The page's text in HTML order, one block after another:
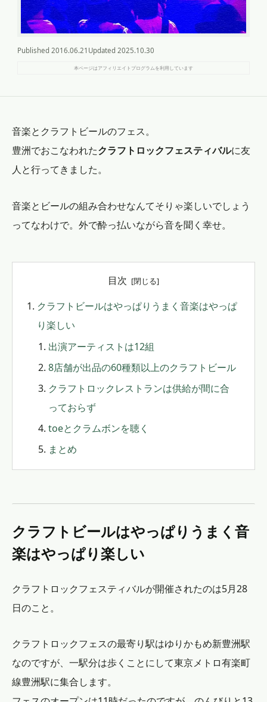
Published 2016.06.21 Updated 2025.10.30
本ページはアフィリエイトプログラムを利用しています
音楽とクラフトビールのフェス。
豊洲でおこなわれたクラフトロックフェスティバルに友
人と行ってきました。
音楽とビールの組み合わせなんてそりゃ楽しいでしょう
ってなわけで。外で酔っ払いながら音を聞く幸せ。
目次
クラフトビールはやっぱりうまく音楽はやっぱ
り楽しい
出演アーティストは12組
8店舗が出品の60種類以上のクラフトビール
クラフトロックレストランは供給が間に合
っておらず
toeとクラムボンを聴く
まとめ
クラフトビールはやっぱりうまく音
楽はやっぱり楽しい
クラフトロックフェスティバルが開催されたのは5月28
日のこと。
クラフトロックフェスの最寄り駅はゆりかもめ新豊洲駅
なのですが、一駅分は歩くことにして東京メトロ有楽町
線豊洲駅に集合します。